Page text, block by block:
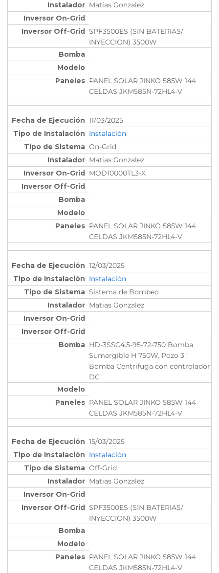
Matías Gonzalez
SPF3500ES (SIN BATERIAS/
INYECCION) 3500W
PANEL SOLAR JINKO 585W 144
CELDAS JKM585N-72HL4-V
11/03/2025
Instalación
On-Grid
Matias Gonzalez
MOD10000TL3-X
PANEL SOLAR JINKO 585W 144
CELDAS JKM585N-72HL4-V
12/03/2025
Instalación
Sistema de Bombeo
Matias Gonzalez
HD-3SSC4.5-95-72-750 Bomba
Sumergible H 750W. Pozo 3".
Bomba Centrifuga con controlador
DC
PANEL SOLAR JINKO 585W 144
CELDAS JKM585N-72HL4-V
15/03/2025
Instalación
Off-Grid
Matias Gonzalez
SPF3500ES (SIN BATERIAS/
INYECCION) 3500W
PANEL SOLAR JINKO 585W 144
CELDAS JKM585N-72HL4-V